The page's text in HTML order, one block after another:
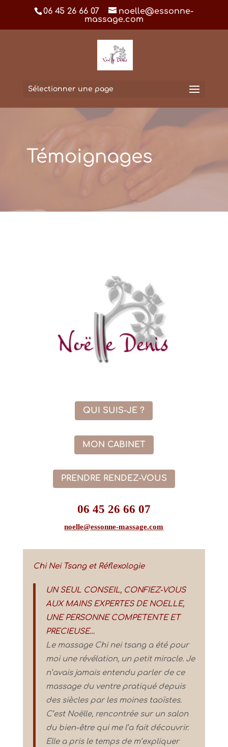
06 45 26 66 07
noelle@essonne-
massage.com
Sélectionner une page
Témoignages
QUI SUIS-JE ?
MON CABINET
PRENDRE RENDEZ-VOUS
06 45 26 66 07
noelle@essonne-massage.com
Chi Nei Tsang et Réflexologie
UN SEUL CONSEIL, CONFIEZ-VOUS
AUX MAINS EXPERTES DE NOELLE,
UNE PERSONNE COMPETENTE ET
PRECIEUSE…
Le massage Chi nei tsang a été pour
moi une révélation, un petit miracle. Je
n’avais jamais entendu parler de ce
massage du ventre pratiqué depuis
des siècles par les moines taoïstes.
C’est Noëlle, rencontrée sur un salon
du bien-être qui me l’a fait découvrir.
Elle a pris le temps de m’expliquer